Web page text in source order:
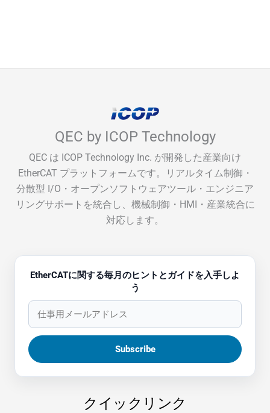
QEC by ICOP Technology
QEC は ICOP Technology Inc. が開発した産業向け
EtherCAT プラットフォームです。リアルタイム制御・
分散型 I/O・オープンソフトウェアツール・エンジニア
リングサポートを統合し、機械制御・HMI・産業統合に
対応します。
EtherCATに関する毎月のヒントとガイドを入手しよ
う
クイックリンク